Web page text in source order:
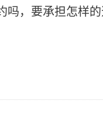
，要承担怎样的